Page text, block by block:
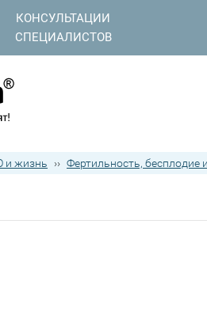
КОНСУЛЬТАЦИИ
СПЕЦИАЛИСТОВ
и жизнь ›› Фертильность,